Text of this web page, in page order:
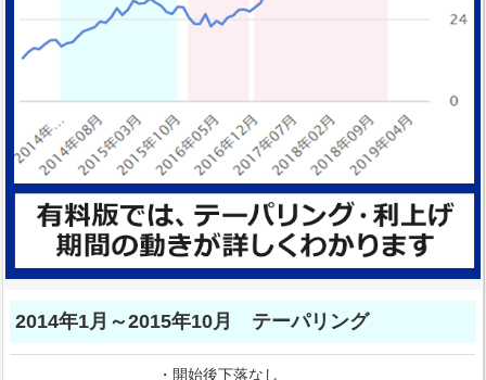
2014年1月～2015年10月 テーパリング
・開始後下落なし